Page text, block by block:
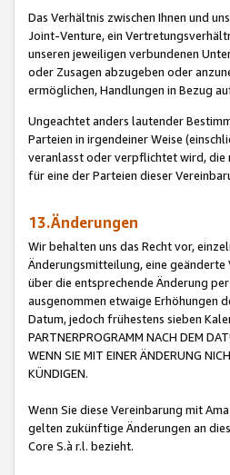
Das Verhältnis zwischen Ihnen und
Joint-Venture, ein
unseren jeweiligen verbundenen
oder Zusagen abzugeben oder
ermöglichen, Handlungen in Bezug
Ungeachtet anders lautender
Parteien in irgendeiner Weise
veranlasst oder verpflichtet wird, die
für eine der Parteien dieser
13.Änderungen
Wir behalten uns das Recht vor,
Änderungsmitteilung, eine
über die entsprechende Änderung
ausgenommen etwaige Erhöhungen
Datum, jedoch frühestens sieben
PARTNERPROGRAMM NACH DEM
WENN SIE MIT EINER ÄNDERUNG
KÜNDIGEN.
Wenn Sie diese Vereinbarung mit
gelten zukünftige Änderungen an
Core S.à r.l. bezieht.